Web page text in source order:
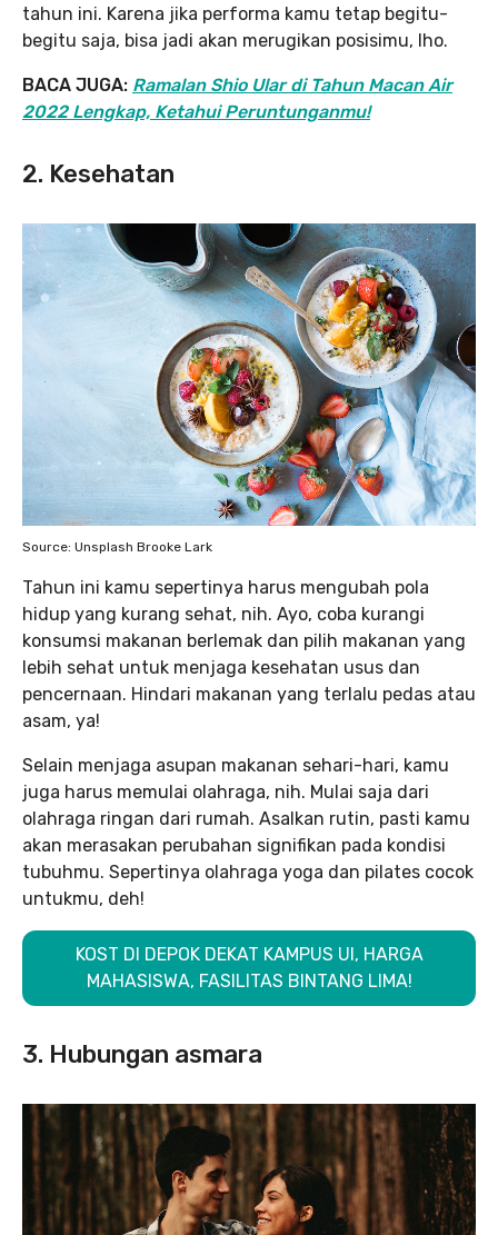
tahun ini. Karena jika performa kamu tetap begitu-
begitu saja, bisa jadi akan merugikan posisimu, lho.
BACA JUGA: Ramalan Shio Ular di Tahun Macan Air
2022 Lengkap, Ketahui Peruntunganmu!
2. Kesehatan
Source: Unsplash Brooke Lark
Tahun ini kamu sepertinya harus mengubah pola
hidup yang kurang sehat, nih. Ayo, coba kurangi
konsumsi makanan berlemak dan pilih makanan yang
lebih sehat untuk menjaga kesehatan usus dan
pencernaan. Hindari makanan yang terlalu pedas atau
asam, ya!
Selain menjaga asupan makanan sehari-hari, kamu
juga harus memulai olahraga, nih. Mulai saja dari
olahraga ringan dari rumah. Asalkan rutin, pasti kamu
akan merasakan perubahan signifikan pada kondisi
tubuhmu. Sepertinya olahraga yoga dan pilates cocok
untukmu, deh!
KOST DI DEPOK DEKAT KAMPUS UI, HARGA
MAHASISWA, FASILITAS BINTANG LIMA!
3. Hubungan asmara